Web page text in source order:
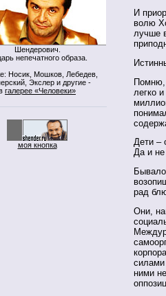
Шендерович.
непечатного образа.
Носик, Мошков, Лебедев,
Экслер и другие -
галерее «Человеки»
моя кнопка
И
волю
лучше
Помню,
легко
Дети –
Да и
рад
Они,
ними